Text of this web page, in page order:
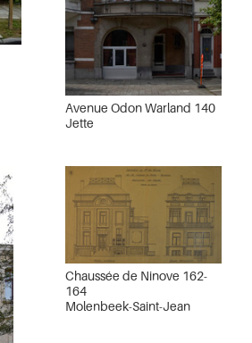
Avenue Odon Warland 140
Jette
Chaussée de Ninove 162-
164
Molenbeek-Saint-Jean